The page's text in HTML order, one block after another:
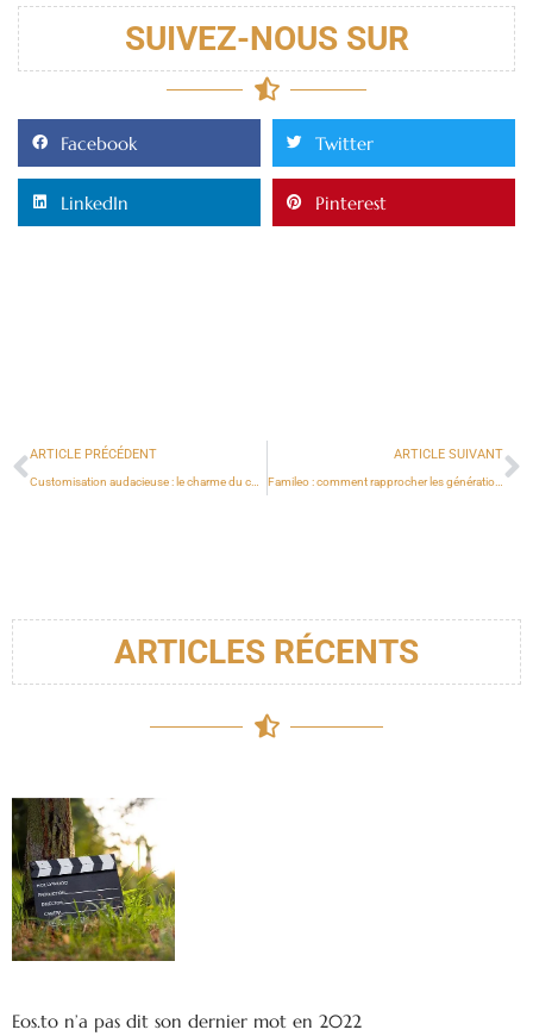
SUIVEZ-NOUS SUR
Facebook Twitter
LinkedIn Pinterest
ARTICLE PRÉCÉDENT
Customisation audacieuse : le charme du covering noir pailleté pour hommes
ARTICLE SUIVANT
Famileo : comment rapprocher les générations et émerveiller vos grands-parents ?
ARTICLES RÉCENTS
Eos.to n’a pas dit son dernier mot en 2022